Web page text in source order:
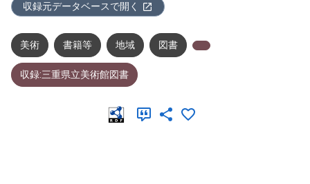
収録元データベースで開く
美術 書籍等 地域 図書
収録:三重県立美術館図書